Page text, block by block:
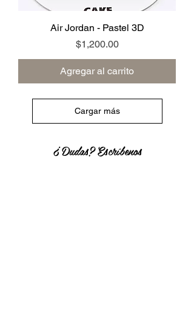
Air Jordan - Pastel 3D
Precio
$1,200.00
Agregar al carrito
Cargar más
¿ Dudas? Escríbenos